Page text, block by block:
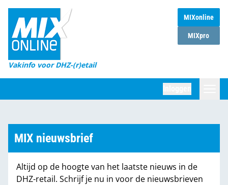
MIXonline
MIXpro
Vakinfo voor DHZ-(r)etail
Home
Magazines
DHZ Sessie
Marktcijfers
Partners
MIX nieuwsbrief
Altijd op de hoogte van het laatste nieuws in de
DHZ-retail. Schrijf je nu in voor de nieuwsbrieven